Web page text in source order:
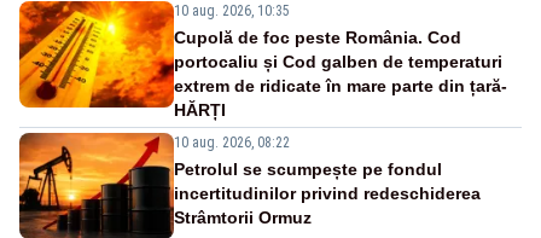
10 aug. 2026, 10:35
Cupolă de foc peste România. Cod
portocaliu și Cod galben de temperaturi
extrem de ridicate în mare parte din țară-
HĂRȚI
10 aug. 2026, 08:22
Petrolul se scumpește pe fondul
incertitudinilor privind redeschiderea
Strâmtorii Ormuz